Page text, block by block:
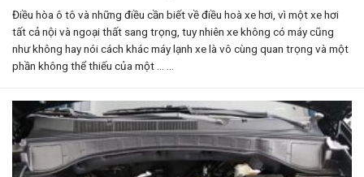
Điều hòa ô tô và những điều cần biết về điều hoà xe hơi, vì một xe hơi
tất cả nội và ngoại thất sang trọng, tuy nhiên xe không có máy cũng
như không hay nói cách khác máy lạnh xe là vô cùng quan trọng và một
phần không thể thiếu của một ... ...